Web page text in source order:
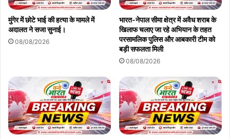
मुंगेर में छोटे भाई की हत्या के मामले में
अदालत ने सजा सुनाई।
08/08/2026
भारत-नेपाल सीमा क्षेत्र में अवैध शराब के
खिलाफ चलाए जा रहे अभियान के तहत
परसामलिक पुलिस और आबकारी टीम को
बड़ी सफलता मिली
08/08/2026